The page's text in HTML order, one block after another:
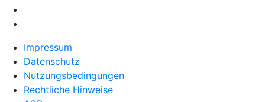
Impressum
Datenschutz
Nutzungsbedingungen
Rechtliche Hinweise